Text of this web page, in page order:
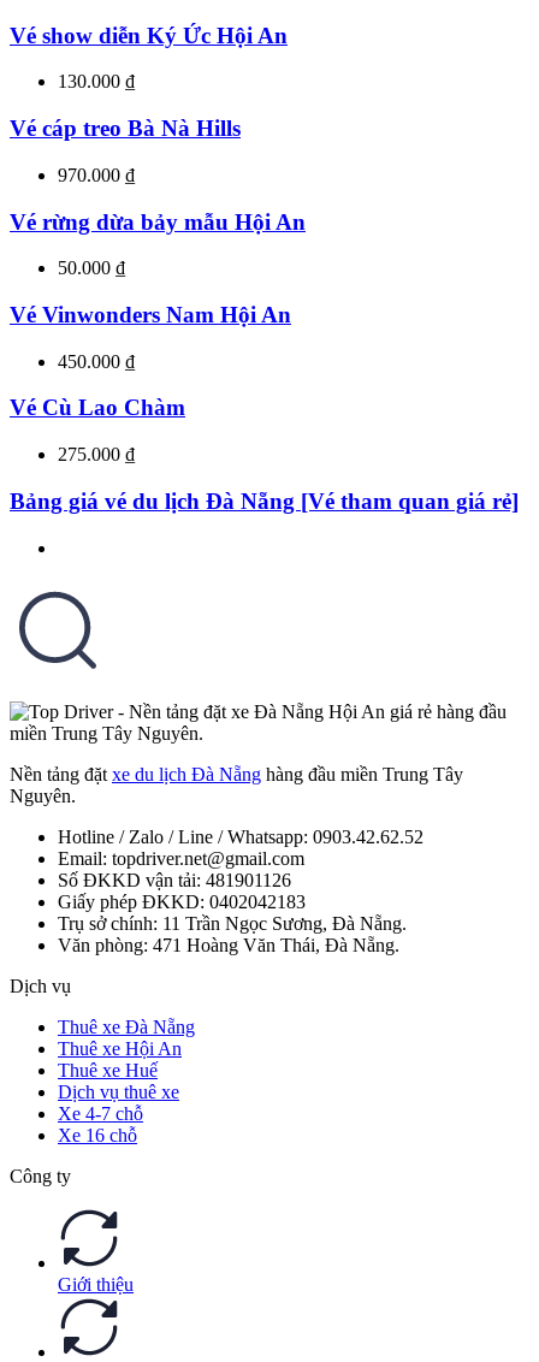
Vé show diễn Ký Ức Hội An
130.000 ₫
Vé cáp treo Bà Nà Hills
970.000 ₫
Vé rừng dừa bảy mẫu Hội An
50.000 ₫
Vé Vinwonders Nam Hội An
450.000 ₫
Vé Cù Lao Chàm
275.000 ₫
Bảng giá vé du lịch Đà Nẵng [Vé tham quan giá rẻ]
Nền tảng đặt xe du lịch Đà Nẵng hàng đầu miền Trung Tây
Nguyên.
Hotline / Zalo / Line / Whatsapp: 0903.42.62.52
Email: topdriver.net@gmail.com
Số ĐKKD vận tải: 481901126
Giấy phép ĐKKD: 0402042183
Trụ sở chính: 11 Trần Ngọc Sương, Đà Nẵng.
Văn phòng: 471 Hoàng Văn Thái, Đà Nẵng.
Dịch vụ
Thuê xe Đà Nẵng
Thuê xe Hội An
Thuê xe Huế
Dịch vụ thuê xe
Xe 4-7 chỗ
Xe 16 chỗ
Công ty
Giới thiệu